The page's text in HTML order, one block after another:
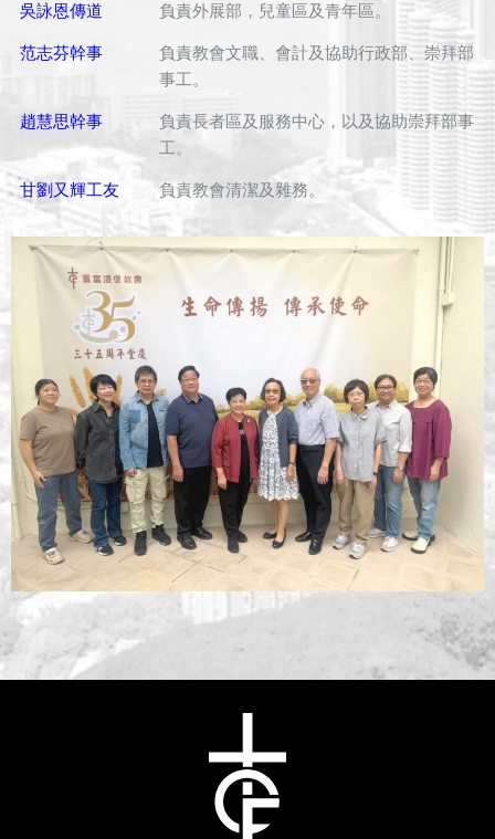
吳詠恩傳道 負責外展部，兒童區及青年區。
范志芬幹事
負責教會文職、會計及協助行政部、崇拜部
事工。
趙慧思幹事
負責長者區及服務中心，以及協助崇拜部事
工。
甘劉又輝工友 負責教會清潔及雜務。